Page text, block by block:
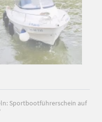
Sportbootführerschein auf